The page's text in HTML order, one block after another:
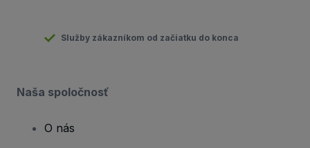
Služby zákazníkom od začiatku do konca
Naša spoločnosť
O nás